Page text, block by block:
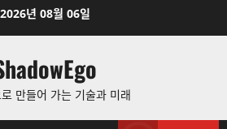
2026년 08월 06일
만들어 가는 기술과 미래